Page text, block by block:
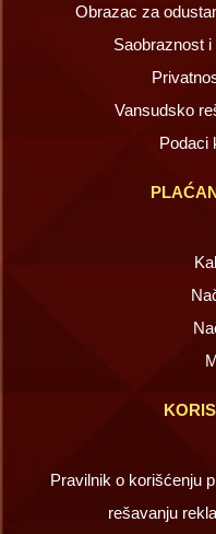
Obrazac za
Saobraznost
Vansudsko
Podaci
Pravilnik o korišćenju
rešavanju